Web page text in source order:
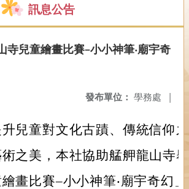
訊息公告
寺兒童繪畫比賽–小小神筆‧廟宇奇
發布單位： 學務處 |
兒童對文化古蹟、傳統信仰
之美，本社協助艋舺龍山寺
繪畫比賽–小小神筆‧廟宇奇幻